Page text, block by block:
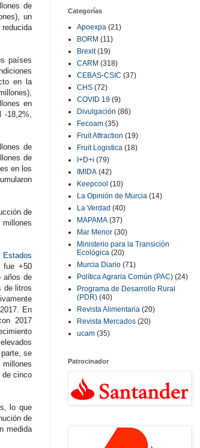
de
un
países
en la
en
18,2%,
de
de
en los
de
millones
Estados
fue +50
años de
de litros
En
2017
parte, se
millones
de cinco
lo que
de
medida
Categorías
Apoexpa (21)
BORM (11)
Brexit (19)
CARM (318)
CEBAS-CSIC (37)
CHS (72)
COVID 19 (9)
Divulgación (86)
Fecoam (35)
Fruit Attraction (19)
Fruit Logistica (18)
I+D+i (79)
IMIDA (42)
Keepcool (10)
La Opinión de Murcia (14)
La Verdad (40)
MAPAMA (37)
Mar Menor (30)
Ministerio para la Transición
Ecológica (20)
Murcia Diario (71)
Política Agraria Común (PAC) (24)
Programa de Desarrollo Rural
(PDR) (40)
Revista Alimentaria (20)
Revista Mercados (20)
ucam (35)
Patrocinador